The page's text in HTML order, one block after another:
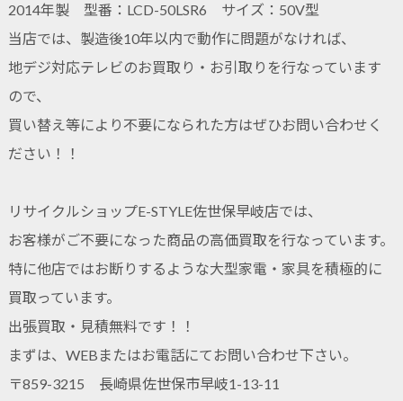
2014年製 型番：LCD-50LSR6 サイズ：50V型
当店では、製造後10年以内で動作に問題がなければ、
地デジ対応テレビのお買取り・お引取りを行なっています
ので、
買い替え等により不要になられた方はぜひお問い合わせく
ださい！！
リサイクルショップE-STYLE佐世保早岐店では、
お客様がご不要になった商品の高価買取を行なっています。
特に他店ではお断りするような大型家電・家具を積極的に
買取っています。
出張買取・見積無料です！！
まずは、WEBまたはお電話にてお問い合わせ下さい。
〒859-3215 長崎県佐世保市早岐1-13-11